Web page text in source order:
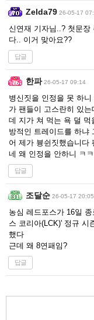
Zelda79 26-05-17
신연재 기자님..? 첫문장
다.. 이거 맞아요??
답글
한파 26-05-17 09:14
병신짓을 인정을 못 하
가 팬들이 고스란히 있
데 지가 쳐 먹는 욕 덜 먹
방적인 트레이드를 하냐
어 제가 븅쉰짓했습니다
네 왜 인정을 안하니 ㅋ
답글
조달순 26-05-17 20:05
농심 레드포스가 16일
스 코리아(LCK)' 정규 시
했다
근데 왜 8연패임?
답글